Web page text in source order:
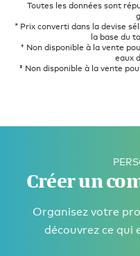
Toutes les données sont
* Prix converti dans la devise
la base du
† Non disponible à la vente
eaux
‡ Non disponible à la vente
Créer un
Organisez votre
découvrez ce